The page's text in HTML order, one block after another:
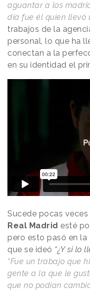
aguantar a los
día fue él quien llevó
trabajos de la
personal, lo que ha
conectan a la
en su identidad el
Sucede pocas
Real Madrid esté
pero esto pasó en
que se ideó “¿Y si lo
“Fue un trabajo que
gente a la que le
que no podían